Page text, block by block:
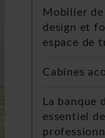
Mobilier
design et
espace de
Cabines
La banque
essentiel